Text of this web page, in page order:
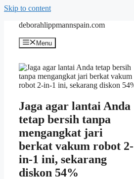
Skip to content
deborahlippmannspain.com
Menu
Jaga agar lantai Anda
tetap bersih tanpa
mengangkat jari
berkat vakum robot 2-
in-1 ini, sekarang
diskon 54%